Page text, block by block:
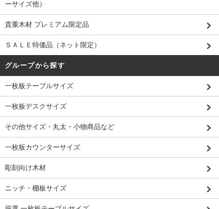
ーサイズ他）
貴重木材 プレミアム限定品
ＳＡＬＥ特価品（ネット限定）
グループから探す
一枚板テーブルサイズ
一枚板デスクサイズ
その他サイズ・丸太・小物商品など
一枚板カウンターサイズ
彫刻向け木材
ニッチ・棚板サイズ